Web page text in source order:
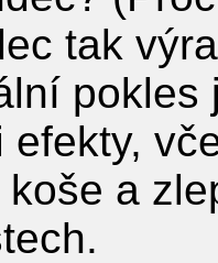
tak
efekty,
a